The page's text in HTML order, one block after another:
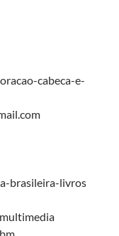
cabeca-e-
brasileira-livros